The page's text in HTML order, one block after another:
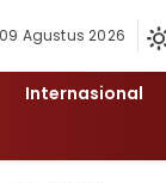
09 Agustus 2026
Internasional